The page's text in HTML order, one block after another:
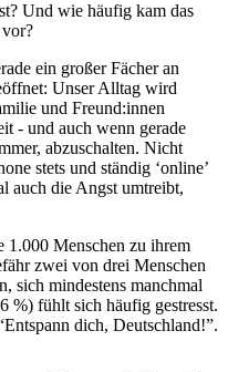
Und wie häufig kam das
ein großer Fächer an
Unser Alltag wird
und Freund:innen
- und auch wenn gerade
abzuschalten. Nicht
stets und ständig ‘online’
auch die Angst umtreibt,
1.000 Menschen zu ihrem
zwei von drei Menschen
sich mindestens manchmal
%) fühlt sich häufig gestresst.
dich, Deutschland!”.